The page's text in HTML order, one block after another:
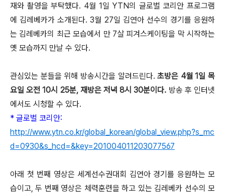
재와 촬영을 부탁했다. 4월 1일 YTN의 글로벌 코리안 프로그램
에 김레베카가 소개된다. 3월 27일 김연아 선수의 경기를 응원하
는 김레베카의 최근 모습에서 만 7살 피겨스케이팅을 막 시작하는
옛 모습까지 만날 수 있다.
관심있는 분들을 위해 방송시간을 알려드린다.초방은 4월 1일 목
요일 오전 10시 25분, 재방은 저녁 8시 30분이다. 방송 후 인터넷
에서도 시청할 수 있다.
* 글로벌 코리안:
http://www.ytn.co.kr/global_korean/global_view.php?s_mc
d=0930&s_hcd=&key=201004011203077567
아래 첫 번째 영상은 세계선수권대회 김연아 경기를 응원하는 모
습이고, 두 번째 영상은 체력훈련을 하고 있는 김레베카 선수의 모